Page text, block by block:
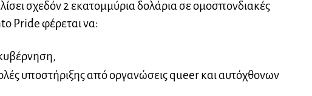
σχεδόν 2 εκατομμύρια δολάρια σε ομοσπονδιακές
Pride φέρεται να:
υποστήριξης από οργανώσεις queer και αυτόχθονων